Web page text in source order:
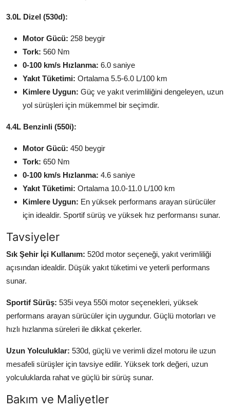
3.0L Dizel (530d):
Motor Gücü: 258 beygir
Tork: 560 Nm
0-100 km/s Hızlanma: 6.0 saniye
Yakıt Tüketimi: Ortalama 5.5-6.0 L/100 km
Kimlere Uygun: Güç ve yakıt verimliliğini dengeleyen, uzun
yol sürüşleri için mükemmel bir seçimdir.
4.4L Benzinli (550i):
Motor Gücü: 450 beygir
Tork: 650 Nm
0-100 km/s Hızlanma: 4.6 saniye
Yakıt Tüketimi: Ortalama 10.0-11.0 L/100 km
Kimlere Uygun: En yüksek performans arayan sürücüler
için idealdir. Sportif sürüş ve yüksek hız performansı sunar.
Tavsiyeler
Sık Şehir İçi Kullanım: 520d motor seçeneği, yakıt verimliliği
açısından idealdir. Düşük yakıt tüketimi ve yeterli performans
sunar.
Sportif Sürüş: 535i veya 550i motor seçenekleri, yüksek
performans arayan sürücüler için uygundur. Güçlü motorları ve
hızlı hızlanma süreleri ile dikkat çekerler.
Uzun Yolculuklar: 530d, güçlü ve verimli dizel motoru ile uzun
mesafeli sürüşler için tavsiye edilir. Yüksek tork değeri, uzun
yolculuklarda rahat ve güçlü bir sürüş sunar.
Bakım ve Maliyetler